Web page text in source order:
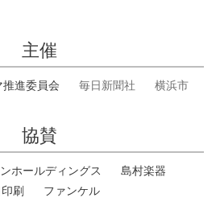
主催
進委員会 毎日新聞社 横浜市
協賛
ホールディングス
島村楽器
刷
ファンケル